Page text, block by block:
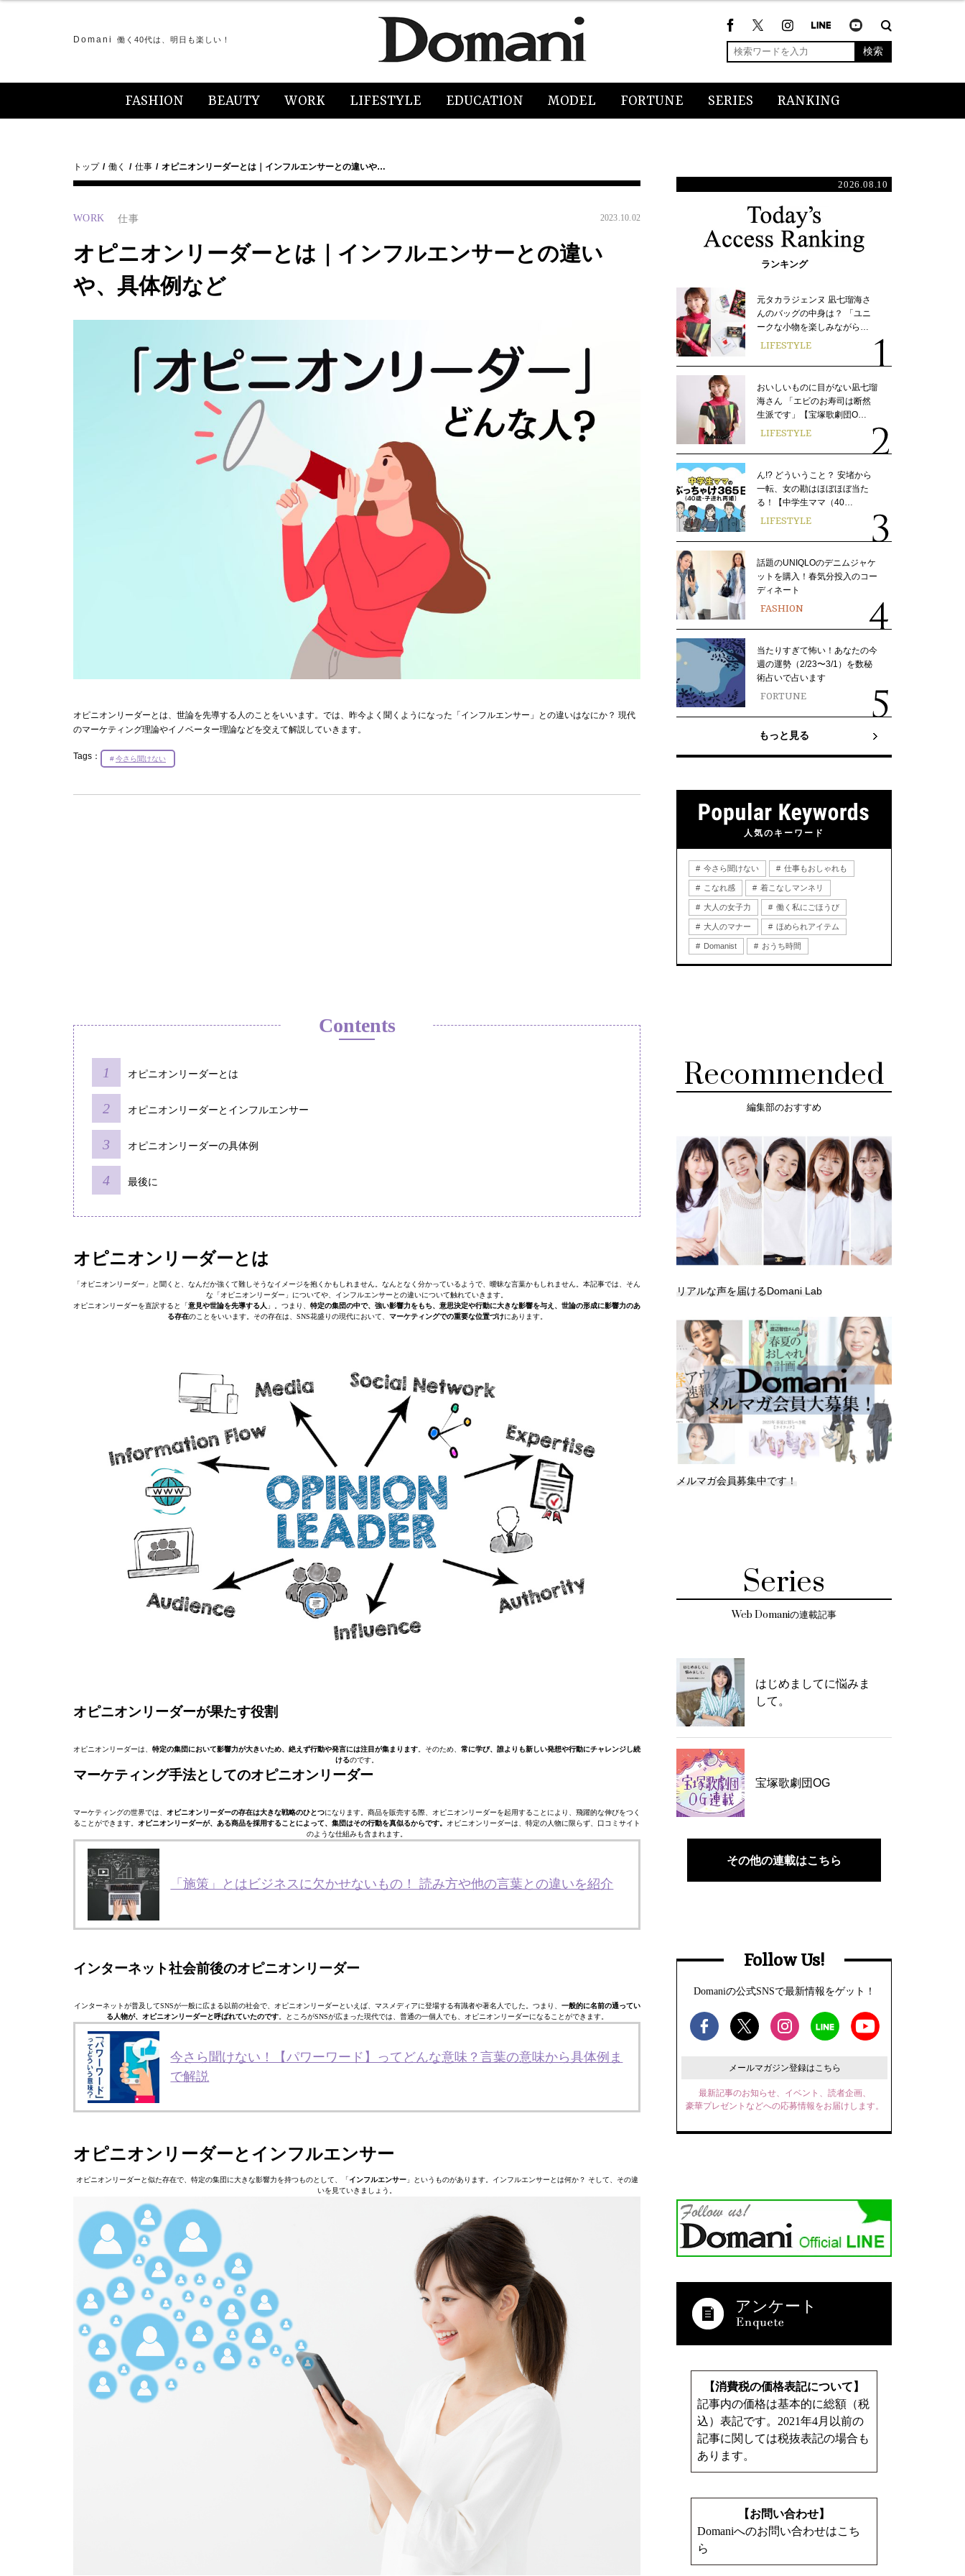
Domani 働く40代は、明日も楽しい！
検索
FASHION BEAUTY WORK LIFESTYLE EDUCATION MODEL FORTUNE SERIES RANKING
トップ 働く 仕事 オピニオンリーダーとは｜インフルエンサーとの違いや…
WORK 仕事 2023.10.02
オピニオンリーダーとは｜インフルエンサーとの違い
や、具体例など
オピニオンリーダーとは、世論を先導する人のことをいいます。では、昨今よく聞くようになった「インフルエンサー」との違いはなにか？ 現代
のマーケティング理論やイノベーター理論などを交えて解説していきます。
Tags： 今さら聞けない
Contents
オピニオンリーダーとは
オピニオンリーダーとインフルエンサー
オピニオンリーダーの具体例
最後に
オピニオンリーダーとは
「オピニオンリーダー」と聞くと、なんだか強くて難しそうなイメージを抱くかもしれません。なんとなく分かっているようで、曖昧な言葉かもしれません。本記事では、そん
な「オピニオンリーダー」についてや、インフルエンサーとの違いについて触れていきます。
オピニオンリーダーを直訳すると「意見や世論を先導する人 」。つまり、 特定の集団の中で、強い影響力をもち、意思決定や行動に大きな影響を与え、世論の形成に影響力のあ
る存在のことをいいます。その存在は、SNS花盛りの現代において、 マーケティングでの重要な位置づけにあります。
オピニオンリーダーが果たす役割
オピニオンリーダーは、 特定の集団において影響力が大きいため、絶えず行動や発言には注目が集まります 。そのため、 常に学び、誰よりも新しい発想や行動にチャレンジし続
けるのです。
マーケティング手法としてのオピニオンリーダー
マーケティングの世界では、 オピニオンリーダーの存在は大きな戦略のひとつになります。商品を販売する際、オピニオンリーダーを起用することにより、飛躍的な伸びをつく
ることができます。 オピニオンリーダーが、ある商品を採用することによって、集団はその行動を真似るからです。 オピニオンリーダーは、特定の人物に限らず、口コミサイト
のような仕組みも含まれます。
「施策」とはビジネスに欠かせないもの！ 読み方や他の言葉との違いを紹介
インターネット社会前後のオピニオンリーダー
インターネットが普及してSNSが一般に広まる以前の社会で、オピニオンリーダーといえば、マスメディアに登場する有識者や著名人でした。つまり、 一般的に名前の通ってい
る人物が、オピニオンリーダーと呼ばれていたのです。ところがSNSが広まった現代では、普通の一個人でも、オピニオンリーダーになることができます。
今さら聞けない！【パワーワード】ってどんな意味？言葉の意味から具体例ま
で解説
オピニオンリーダーとインフルエンサー
オピニオンリーダーと似た存在で、特定の集団に大きな影響力を持つものとして、「インフルエンサー」というものがあります。インフルエンサーとは何か？ そして、その違
いを見ていきましょう。
2026.08.10
ランキング
元タカラジェンヌ 凪七瑠海さ
んのバッグの中身は？ 「ユニ
ークな小物を楽しみながら…
LIFESTYLE
おいしいものに目がない凪七瑠
海さん 「エビのお寿司は断然
生派です」【宝塚歌劇団O…
LIFESTYLE
ん!? どういうこと？ 安堵から
一転、女の勘はほぼほぼ当た
る！【中学生ママ（40…
LIFESTYLE
話題のUNIQLOのデニムジャケ
ットを購入！春気分投入のコー
ディネート
FASHION
当たりすぎて怖い！あなたの今
週の運勢（2/23〜3/1）を数秘
術占いで占います
FORTUNE
もっと見る
人気のキーワード
今さら聞けない 仕事もおしゃれも
こなれ感 着こなしマンネリ
大人の女子力 働く私にごほうび
大人のマナー ほめられアイテム
Domanist おうち時間
Recommended
編集部のおすすめ
リアルな声を届けるDomani Lab
メルマガ会員募集中です！
Series
Web Domaniの連載記事
はじめましてに悩みま
して。
宝塚歌劇団OG
その他の連載はこちら
Follow Us!
Domaniの公式SNSで最新情報をゲット！
メールマガジン登録はこちら
最新記事のお知らせ、イベント、読者企画、
豪華プレゼントなどへの応募情報をお届けします。
アンケート
【消費税の価格表記について】
記事内の価格は基本的に総額（税
込）表記です。2021年4月以前の
記事に関しては税抜表記の場合も
あります。
【お問い合わせ】
Domaniへのお問い合わせはこち
ら